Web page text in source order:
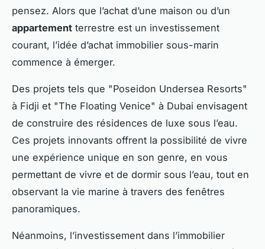
pensez. Alors que l’achat d’une maison ou d’un
appartement terrestre est un investissement
courant, l’idée d’achat immobilier sous-marin
commence à émerger.
Des projets tels que "Poseidon Undersea Resorts"
à Fidji et "The Floating Venice" à Dubai envisagent
de construire des résidences de luxe sous l’eau.
Ces projets innovants offrent la possibilité de vivre
une expérience unique en son genre, en vous
permettant de vivre et de dormir sous l’eau, tout en
observant la vie marine à travers des fenêtres
panoramiques.
Néanmoins, l’investissement dans l’immobilier